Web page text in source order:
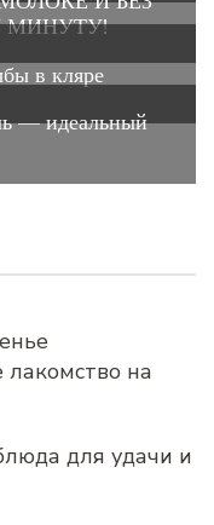
МИНУТУ!
в кляре
— идеальный
на
для удачи и